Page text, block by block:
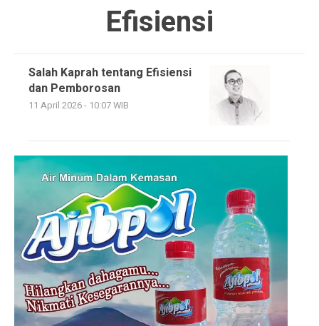
Efisiensi
Salah Kaprah tentang Efisiensi
dan Pemborosan
11 April 2026 - 10:07 WIB